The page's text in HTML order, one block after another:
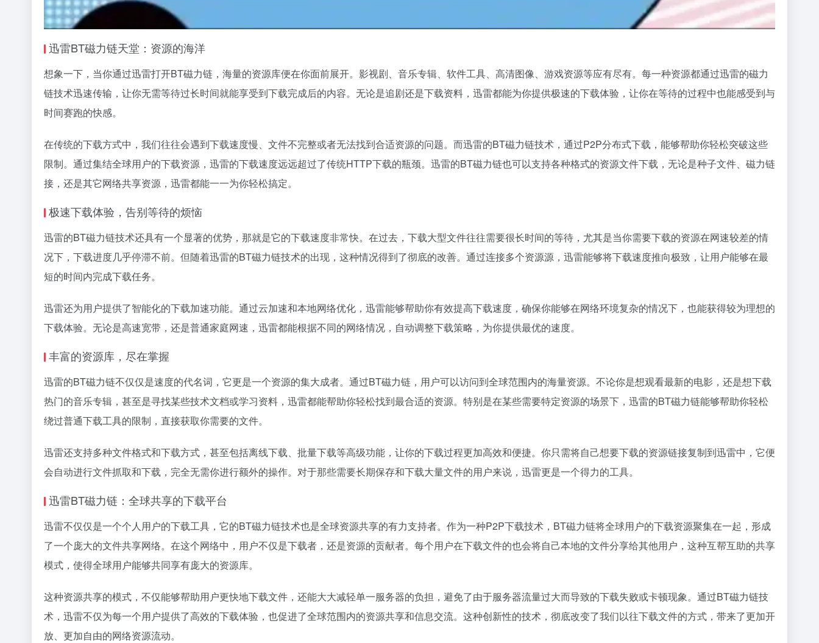
迅雷BT磁力链天堂：资源的海洋
想象一下，当你通过迅雷打开BT磁力链，海量的资源库便在你面前展开。影视剧、音乐专辑、软件工具、高清图像、游戏资源等应有尽有。每一种资源都通过迅雷的磁力
链技术迅速传输，让你无需等待过长时间就能享受到下载完成后的内容。无论是追剧还是下载资料，迅雷都能为你提供极速的下载体验，让你在等待的过程中也能感受到与
时间赛跑的快感。
在传统的下载方式中，我们往往会遇到下载速度慢、文件不完整或者无法找到合适资源的问题。而迅雷的BT磁力链技术，通过P2P分布式下载，能够帮助你轻松突破这些
限制。通过集结全球用户的下载资源，迅雷的下载速度远远超过了传统HTTP下载的瓶颈。迅雷的BT磁力链也可以支持各种格式的资源文件下载，无论是种子文件、 磁力链
接 ，还是其它网络共享资源，迅雷都能一一为你轻松搞定。
极速下载体验，告别等待的烦恼
迅雷的BT磁力链技术还具有一个显著的优势，那就是它的下载速度非常快。在过去，下载大型文件往往需要很长时间的等待，尤其是当你需要下载的资源在网速较差的情
况下，下载进度几乎停滞不前。但随着迅雷的BT磁力链技术的出现，这种情况得到了彻底的改善。通过连接多个资源源，迅雷能够将下载速度推向极致，让用户能够在最
短的时间内完成下载任务。
迅雷还为用户提供了智能化的下载加速功能。通过云加速和本地网络优化，迅雷能够帮助你有效提高下载速度，确保你能够在网络环境复杂的情况下，也能获得较为理想的
下载体验。无论是高速宽带，还是普通家庭网速，迅雷都能根据不同的网络情况，自动调整下载策略，为你提供最优的速度。
丰富的资源库，尽在掌握
迅雷的BT磁力链不仅仅是速度的代名词，它更是一个资源的集大成者。通过BT磁力链，用户可以访问到全球范围内的海量资源。不论你是想观看最新的电影，还是想下载
热门的音乐专辑，甚至是寻找某些技术文档或学习资料，迅雷都能帮助你轻松找到最合适的资源。特别是在某些需要特定资源的场景下，迅雷的BT磁力链能够帮助你轻松
绕过普通下载工具的限制，直接获取你需要的文件。
迅雷还支持多种文件格式和下载方式，甚至包括离线下载、批量下载等高级功能，让你的下载过程更加高效和便捷。你只需将自己想要下载的资源链接复制到迅雷中，它便
会自动进行文件抓取和下载，完全无需你进行额外的操作。对于那些需要长期保存和下载大量文件的用户来说，迅雷更是一个得力的工具。
迅雷BT磁力链：全球共享的下载平台
迅雷不仅仅是一个个人用户的下载工具，它的BT磁力链技术也是全球资源共享的有力支持者。作为一种P2P下载技术，BT磁力链将全球用户的下载资源聚集在一起，形成
了一个庞大的文件共享网络。在这个网络中，用户不仅是下载者，还是资源的贡献者。每个用户在下载文件的也会将自己本地的文件分享给其他用户，这种互帮互助的共享
模式，使得全球用户能够共同享有庞大的资源库。
这种资源共享的模式，不仅能够帮助用户更快地下载文件，还能大大减轻单一服务器的负担，避免了由于服务器流量过大而导致的下载失败或卡顿现象。通过BT磁力链技
术，迅雷不仅为每一个用户提供了高效的下载体验，也促进了全球范围内的资源共享和信息交流。这种创新性的技术，彻底改变了我们以往下载文件的方式，带来了更加开
放、更加自由的网络资源流动。